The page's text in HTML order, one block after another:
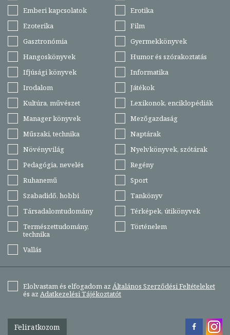
Emberi kapcsolatok
Erotika
Ezoterika
Film
Gasztronómia
Gyermekkönyvek
Hangoskönyvek
Humor és szórakoztatás
Ifjúsági könyvek
Informatika
Irodalom
Játékok
Kultúra, művészet
Lexikonok, enciklopédiák
Manager könyvek
Mezőgazdaság
Műszaki, technika
Naptárak
Növényvilág
Nyelvkönyvek, szótárak
Pedagógia, nevelés
Regény
Ruhanemű
Sport
Szabadidő, hobbi
Tankönyv
Társadalomtudomány
Térképek, útikönyvek
Természettudomány,
technika
Történelem
Vallás
Elolvastam és elfogadom az Általános Szerződési Feltételeket
és az Adatkezelési Tájékoztatót
Feliratkozom